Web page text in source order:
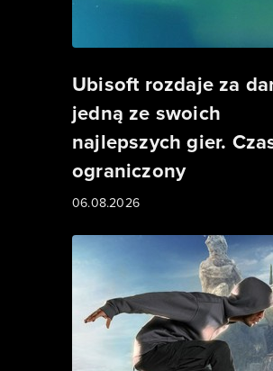
Ubisoft rozdaje za
jedną ze swoich
najlepszych gier.
ograniczony
06.08.2026